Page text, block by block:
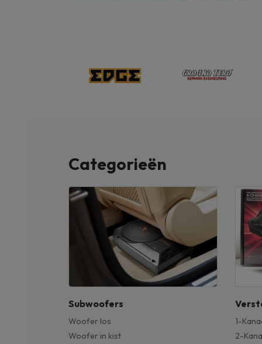
Categorieën
Subwoofers
Woofer los
Woofer in kist
1-
2-